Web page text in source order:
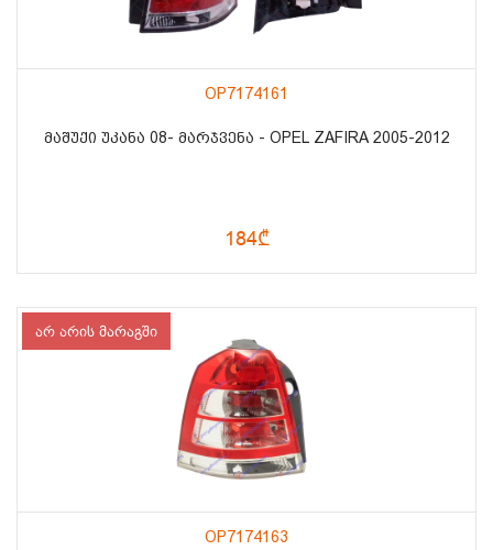
OP7174161
ᲛᲐᲨᲣᲥᲘ ᲣᲙᲐᲜᲐ 08- ᲛᲐᲠᲯᲕᲔᲜᲐ - OPEL ZAFIRA 2005-2012
184₾
არ არის მარაგში
OP7174163